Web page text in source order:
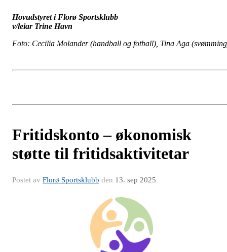
Hovudstyret i Florø Sportsklubb
v/leiar Trine Havn
Foto: Cecilia Molander (handball og fotball), Tina Aga
Fritidskonto – økonomisk
støtte til fritidsaktivitetar
Postet av Florø Sportsklubb den 13. sep 2025